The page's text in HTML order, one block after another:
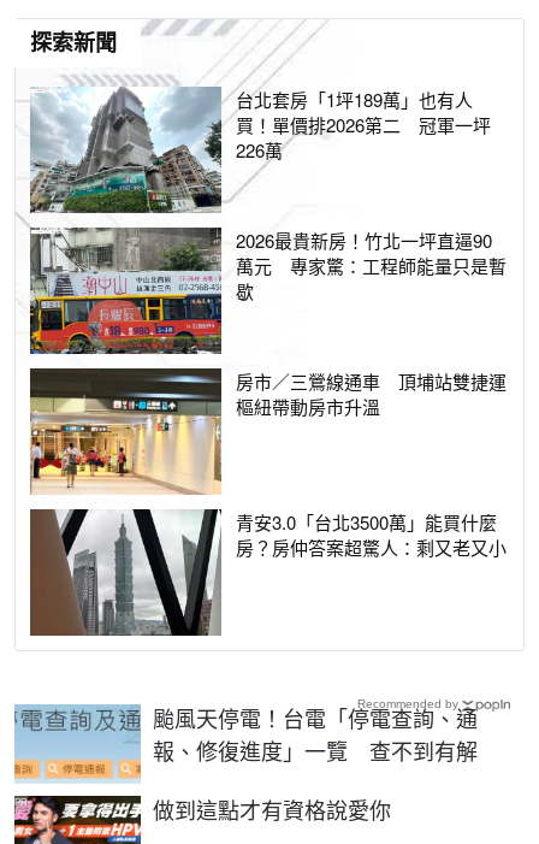
探索新聞
台北套房「1坪189萬」也有人
買！單價排2026第二 冠軍一坪
226萬
2026最貴新房！竹北一坪直逼90
萬元 專家驚：工程師能量只是暫
歇
房市／三鶯線通車 頂埔站雙捷運
樞紐帶動房市升溫
青安3.0「台北3500萬」能買什麼
房？房仲答案超驚人：剩又老又小
颱風天停電！台電「停電查詢、通
報、修復進度」一覽 查不到有解
做到這點才有資格說愛你
PR
Recommended by